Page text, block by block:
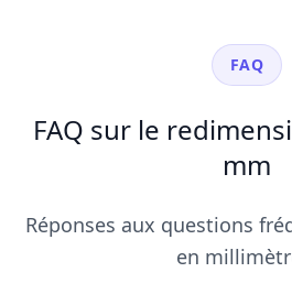
FAQ
FAQ sur le
mm
Réponses aux questions
en